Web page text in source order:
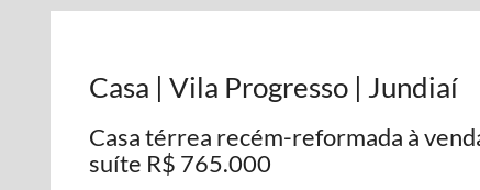
Casa | Vila Progresso | Jundiaí
Casa térrea recém-reformada à
suíte R$ 765.000